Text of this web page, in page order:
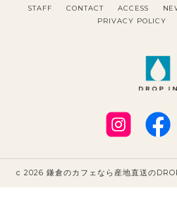
STAFF
CONTACT ACCESS
PRIVACY POLICY
c 2026 鎌倉のカフェなら産地直送の